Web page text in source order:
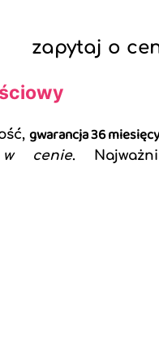
zapytaj o
gwarancja 36
cenie.